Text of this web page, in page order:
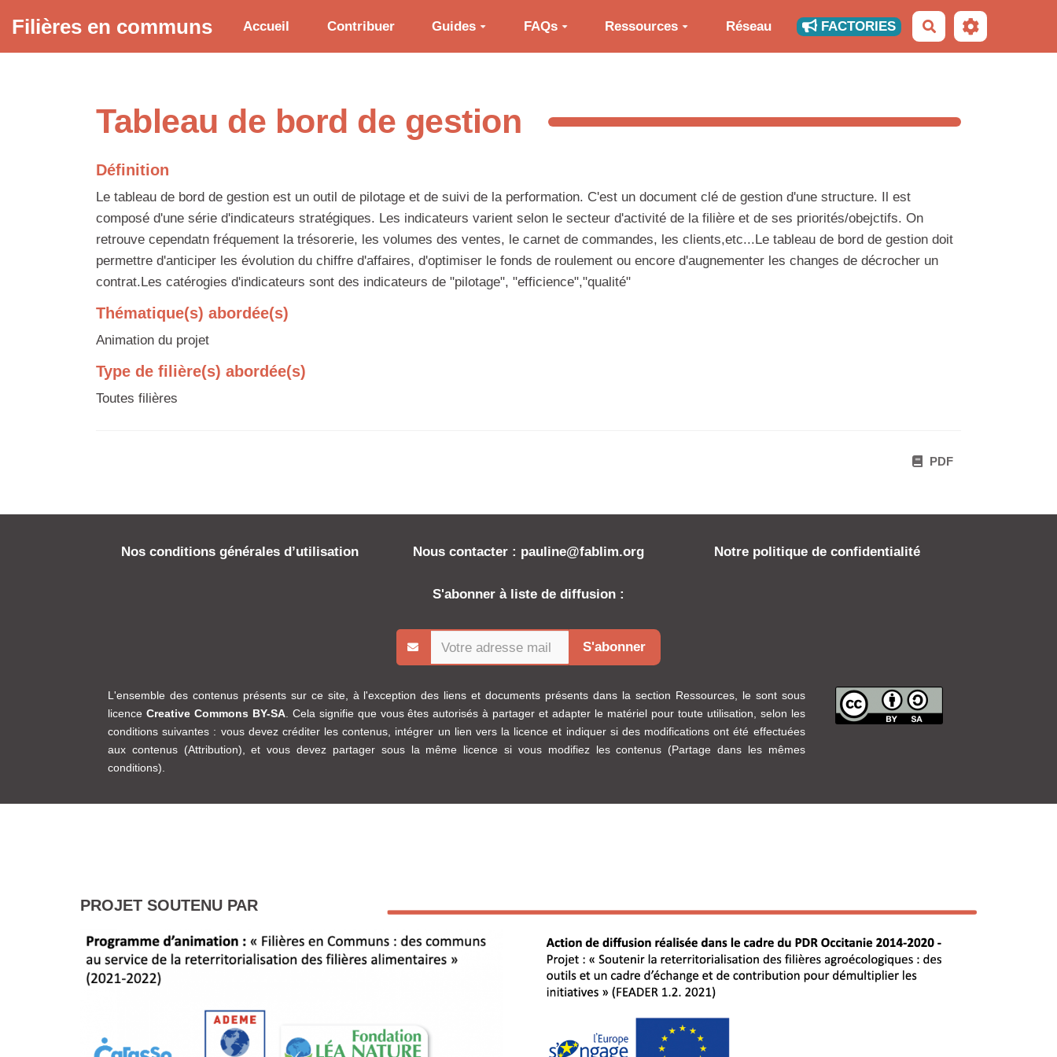
Aller au contenu principal
Filières en communs Accueil Contribuer Guides FAQs Ressources Réseau FACTORIES Rechercher
Tableau de bord de gestion
Définition
Le tableau de bord de gestion est un outil de pilotage et de suivi de la performation. C'est un document clé de gestion d'une structure. Il est
composé d'une série d'indicateurs stratégiques. Les indicateurs varient selon le secteur d'activité de la filière et de ses priorités/obejctifs. On
retrouve cependatn fréquement la trésorerie, les volumes des ventes, le carnet de commandes, les clients,etc...Le tableau de bord de gestion doit
permettre d'anticiper les évolution du chiffre d'affaires, d'optimiser le fonds de roulement ou encore d'augnementer les changes de décrocher un
contrat.Les catérogies d'indicateurs sont des indicateurs de "pilotage", "efficience","qualité"
Thématique(s) abordée(s)
Animation du projet
Type de filière(s) abordée(s)
Toutes filières
PDF
Nos conditions générales d’utilisation Nous contacter : pauline@fablim.org
S'abonner à liste de diffusion :
S'abonner
Notre politique de confidentialité
L'ensemble des contenus présents sur ce site, à l'exception des liens et documents présents dans la section Ressources, le sont sous
licence Creative Commons BY-SA. Cela signifie que vous êtes autorisés à partager et adapter le matériel pour toute utilisation, selon les
conditions suivantes : vous devez créditer les contenus, intégrer un lien vers la licence et indiquer si des modifications ont été effectuées
aux contenus (Attribution), et vous devez partager sous la même licence si vous modifiez les contenus (Partage dans les mêmes
conditions).
PROJET SOUTENU PAR